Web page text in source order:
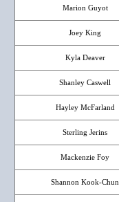
Marion Guyot
Joey King
Kyla Deaver
Shanley Caswell
Hayley McFarland
Sterling Jerins
Mackenzie Foy
Shannon Kook-Chun